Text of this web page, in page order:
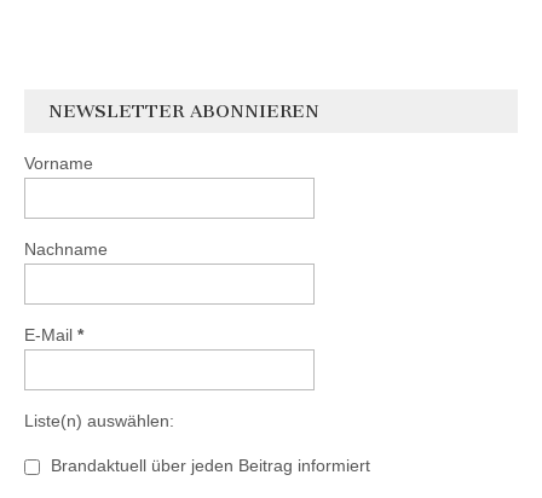
NEWSLETTER ABONNIEREN
Vorname
Nachname
E-Mail *
Liste(n) auswählen:
Brandaktuell über jeden Beitrag informiert